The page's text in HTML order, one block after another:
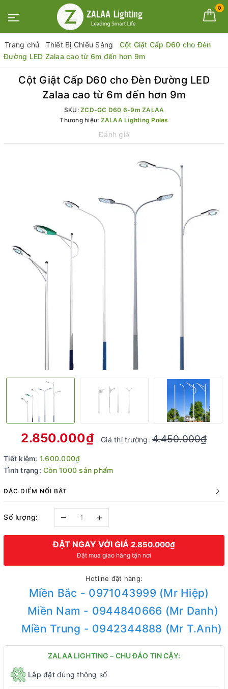
0
Trang chủ Thiết Bị Chiếu Sáng
Cột Giật Cấp D60 cho Đèn
Đường LED Zalaa cao từ 6m đến hơn 9m
Cột Giật Cấp D60 cho Đèn Đường LED
Zalaa cao từ 6m đến hơn 9m
SKU: ZCD-GC D60 6-9m ZALAA
Thương hiệu: ZALAA Lighting Poles
Đánh giá
2.850.000₫ Giá thị trường:4.450.000₫
Tiết kiệm: 1.600.000₫
Tình trạng: Còn 1000 sản phẩm
ĐẶC ĐIỂM NỔI BẬT
Số lượng: – +
ĐẶT NGAY VỚI GIÁ 2.850.000₫
Đặt mua giao hàng tận nơi
Hotline đặt hàng:
Miền Bắc - 0971043999 (Mr Hiệp)
Miền Nam - 0944840666 (Mr Danh)
Miền Trung - 0942344888 (Mr T.Anh)
ZALAA LIGHTING – CHU ĐÁO TIN CẬY:
Lắp đặtđúng thông số